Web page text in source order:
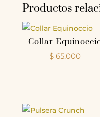
Productos
Collar
$ 65.000